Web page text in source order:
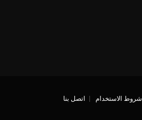
شروط الاستخدام اتصل بنا